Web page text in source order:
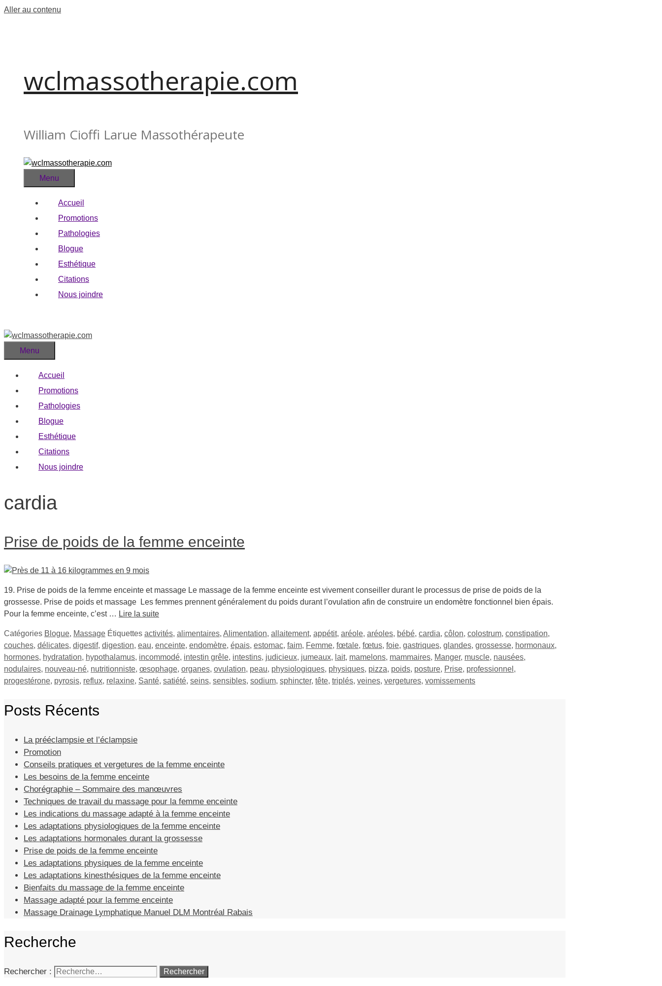
Aller au contenu
wclmassotherapie.com
William Cioffi Larue Massothérapeute
Menu
Accueil
Promotions
Pathologies
Blogue
Esthétique
Citations
Nous joindre
Menu
Accueil
Promotions
Pathologies
Blogue
Esthétique
Citations
Nous joindre
cardia
Prise de poids de la femme enceinte
19. Prise de poids de la femme enceinte et massage Le massage de la femme enceinte est vivement conseiller durant le processus de prise de poids de la
grossesse. Prise de poids et massage Les femmes prennent généralement du poids durant l’ovulation afin de construire un endomètre fonctionnel bien épais.
Pour la femme enceinte, c’est … Lire la suite
Catégories Blogue, Massage Étiquettes activités, alimentaires, Alimentation, allaitement, appétit, aréole, aréoles, bébé, cardia, côlon, colostrum, constipation,
couches, délicates, digestif, digestion, eau, enceinte, endomètre, épais, estomac, faim, Femme, fœtale, fœtus, foie, gastriques, glandes, grossesse, hormonaux,
hormones, hydratation, hypothalamus, incommodé, intestin grêle, intestins, judicieux, jumeaux, lait, mamelons, mammaires, Manger, muscle, nausées,
nodulaires, nouveau-né, nutritionniste, œsophage, organes, ovulation, peau, physiologiques, physiques, pizza, poids, posture, Prise, professionnel ,
progestérone, pyrosis, reflux, relaxine, Santé, satiété, seins, sensibles, sodium, sphincter, tête, triplés, veines, vergetures, vomissements
Posts Récents
La prééclampsie et l’éclampsie
Promotion
Conseils pratiques et vergetures de la femme enceinte
Les besoins de la femme enceinte
Chorégraphie – Sommaire des manœuvres
Techniques de travail du massage pour la femme enceinte
Les indications du massage adapté à la femme enceinte
Les adaptations physiologiques de la femme enceinte
Les adaptations hormonales durant la grossesse
Prise de poids de la femme enceinte
Les adaptations physiques de la femme enceinte
Les adaptations kinesthésiques de la femme enceinte
Bienfaits du massage de la femme enceinte
Massage adapté pour la femme enceinte
Massage Drainage Lymphatique Manuel DLM Montréal Rabais
Recherche
Rechercher :